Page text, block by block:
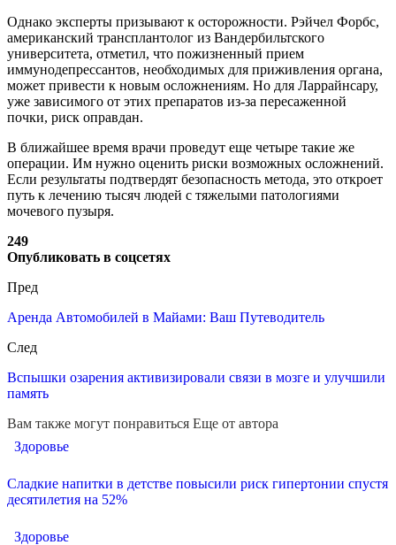
Однако эксперты призывают к осторожности. Рэйчел Форбс,
американский трансплантолог из Вандербильтского
университета, отметил, что пожизненный прием
иммунодепрессантов, необходимых для приживления органа,
может привести к новым осложнениям. Но для Ларрайнсару,
уже зависимого от этих препаратов из-за пересаженной
почки, риск оправдан.
В ближайшее время врачи проведут еще четыре такие же
операции. Им нужно оценить риски возможных осложнений.
Если результаты подтвердят безопасность метода, это откроет
путь к лечению тысяч людей с тяжелыми патологиями
мочевого пузыря.
249
Опубликовать в соцсетях
Пред
Аренда Автомобилей в Майами: Ваш Путеводитель
След
Вспышки озарения активизировали связи в мозге и улучшили
память
Вам также могут понравиться Еще от автора
Здоровье
Сладкие напитки в детстве повысили риск гипертонии спустя
десятилетия на 52%
Здоровье